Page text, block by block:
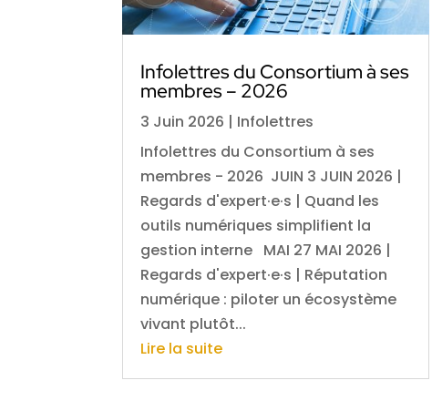
Infolettres du Consortium à ses
membres – 2026
3 Juin 2026 | Infolettres
Infolettres du Consortium à ses
membres - 2026 JUIN 3 JUIN 2026 |
Regards d'expert·e·s | Quand les
outils numériques simplifient la
gestion interne MAI 27 MAI 2026 |
Regards d'expert·e·s | Réputation
numérique : piloter un écosystème
vivant plutôt...
Lire la suite